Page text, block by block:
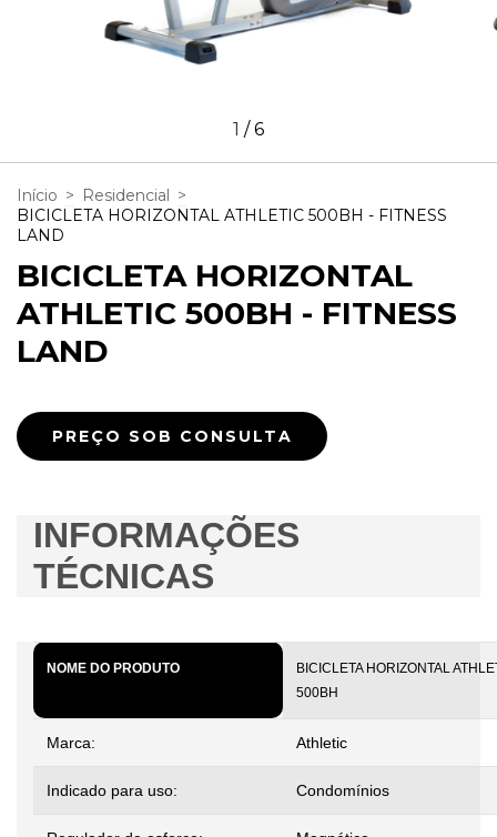
1 /6
Início > Residencial >
BICICLETA HORIZONTAL ATHLETIC 500BH - FITNESS
LAND
BICICLETA HORIZONTAL
ATHLETIC 500BH - FITNESS
LAND
INFORMAÇÕES
TÉCNICAS
NOME DO PRODUTO
BICICLETA HORIZONTAL
500BH
Marca: Athletic
Indicado para uso: Condomínios